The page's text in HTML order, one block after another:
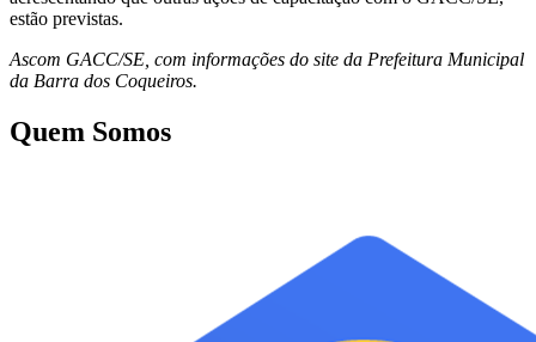
estão previstas.
Ascom GACC/SE, com informações do site da Prefeitura Municipal
da Barra dos Coqueiros.
Quem Somos